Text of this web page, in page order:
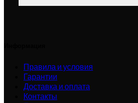
Правила и условия
Гарантии
Доставка и оплата
Контакты